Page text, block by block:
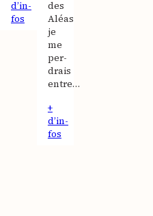
d’in­
fos
des
Aléas
je
me
per­
drais
entre…
+
d’in­
fos